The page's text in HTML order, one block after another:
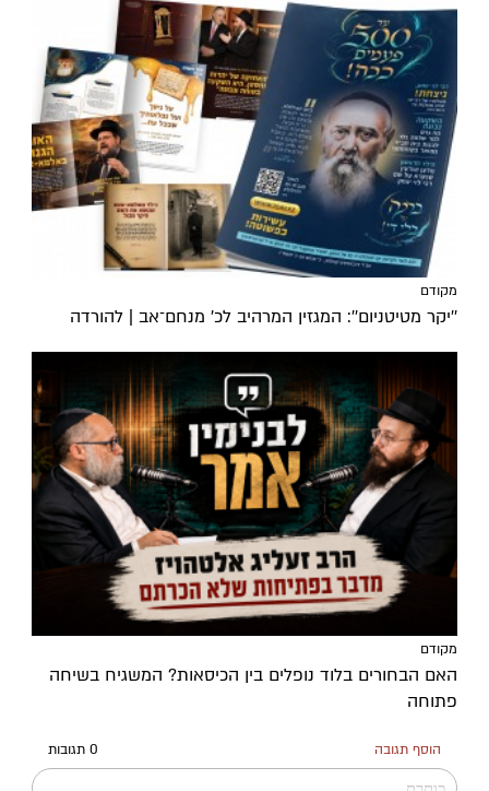
מקודם
''יקר מטיטניום'': המגזין המרהיב לכ’ מנחם־אב | להורדה
מקודם
האם הבחורים בלוד נופלים בין הכיסאות? המשגיח בשיחה
פתוחה
הוסף תגובה 0 תגובות